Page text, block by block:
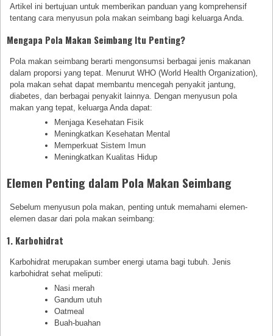
Artikel ini bertujuan untuk memberikan panduan yang komprehensif
tentang cara menyusun pola makan seimbang bagi keluarga Anda.
Mengapa Pola Makan Seimbang Itu Penting?
Pola makan seimbang berarti mengonsumsi berbagai jenis makanan
dalam proporsi yang tepat. Menurut WHO (World Health Organization),
pola makan sehat dapat membantu mencegah penyakit jantung,
diabetes, dan berbagai penyakit lainnya. Dengan menyusun pola
makan yang tepat, keluarga Anda dapat:
Menjaga Kesehatan Fisik
Meningkatkan Kesehatan Mental
Memperkuat Sistem Imun
Meningkatkan Kualitas Hidup
Elemen Penting dalam Pola Makan Seimbang
Sebelum menyusun pola makan, penting untuk memahami elemen-
elemen dasar dari pola makan seimbang:
1. Karbohidrat
Karbohidrat merupakan sumber energi utama bagi tubuh. Jenis
karbohidrat sehat meliputi:
Nasi merah
Gandum utuh
Oatmeal
Buah-buahan